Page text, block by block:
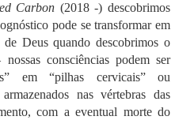
Carbon (2018 -) descobrimos
pode se transformar em
de Deus quando descobrimos o
consciências podem ser
em “pilhas cervicais” ou
nas vértebras das
com a eventual morte do